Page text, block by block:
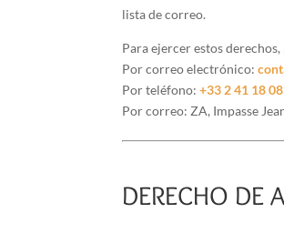
lista de correo.
Para ejercer estos
Por correo electrónico:
Por teléfono:+33 2 41 18
Por correo: ZA, Impasse
DERECHO DE